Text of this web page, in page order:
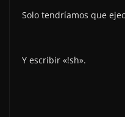
Solo tendríamos que
Y escribir «!sh».